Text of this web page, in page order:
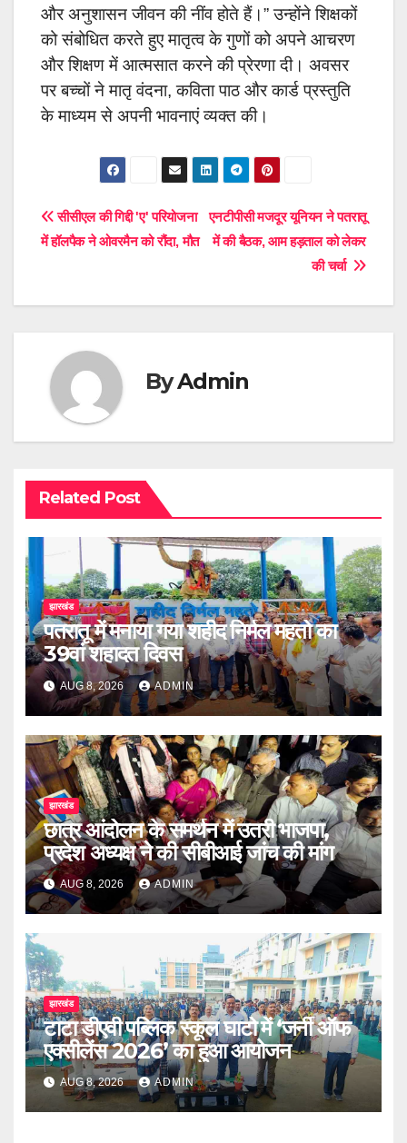
और अनुशासन जीवन की नींव होते हैं।” उन्होंने शिक्षकों
को संबोधित करते हुए मातृत्व के गुणों को अपने आचरण
और शिक्षण में आत्मसात करने की प्रेरणा दी। अवसर
पर बच्चों ने मातृ वंदना, कविता पाठ और कार्ड प्रस्तुति
के माध्यम से अपनी भावनाएं व्यक्त की।
Post
navigation
एनटीपीसी मजदूर यूनियन ने पतरातू
में की बैठक, आम हड़ताल को लेकर
की चर्चा
सीसीएल की गिद्दी 'ए' परियोजना
में हॉलपैक ने ओवरमैन को रौंदा, मौत
ByAdmin
Related Post
झारखंड
पतरातू में मनाया गया शहीद निर्मल महतो का
39वां शहादत दिवस
AUG 8, 2026 ADMIN
झारखंड
छात्र आंदोलन के समर्थन में उतरी भाजपा,
प्रदेश अध्यक्ष ने की सीबीआई जांच की मांग
AUG 8, 2026 ADMIN
झारखंड
टाटा डीएवी पब्लिक स्कूल घाटो में ‘जर्नी ऑफ
एक्सीलेंस 2026’ का हुआ आयोजन
AUG 8, 2026 ADMIN